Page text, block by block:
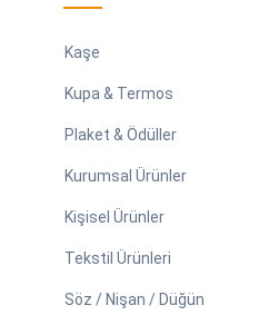
Kaşe
Kupa & Termos
Plaket & Ödüller
Kurumsal Ürünler
Kişisel Ürünler
Tekstil Ürünleri
Söz / Nişan / Düğün